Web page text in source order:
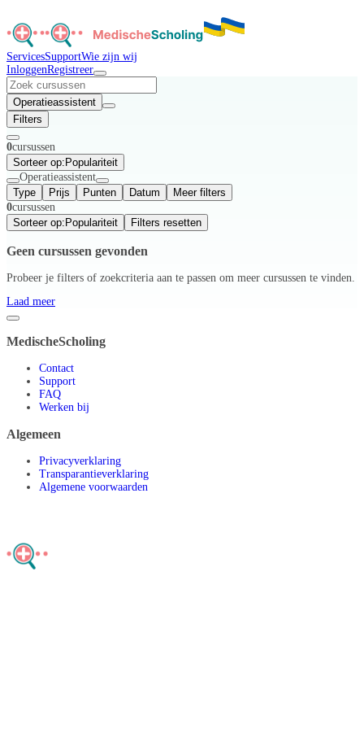
ServicesSupportWie zijn wij
InloggenRegistreer
Operatieassistent
Filters
0cursussen
Sorteer op: Populariteit
Operatieassistent
Type
Prijs Punten Datum
Meer filters
0cursussen
Sorteer op: Populariteit Filters resetten
Geen cursussen gevonden
Probeer je filters of zoekcriteria aan te passen om meer cursussen te vinden.
Laad meer
MedischeScholing
Contact
Support
FAQ
Werken bij
Algemeen
Privacyverklaring
Transparantieverklaring
Algemene voorwaarden